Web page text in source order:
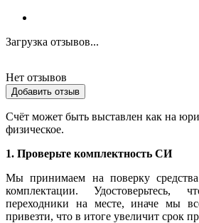
Загрузка отзывов...
Нет отзывов
Добавить отзыв
Счёт может быть выставлен как на
физическое.
1. Проверьте комплектность СИ
Мы принимаем на поверку
комплектации.
переходники на месте, иначе мы
привезти, что в итоге увеличит срок